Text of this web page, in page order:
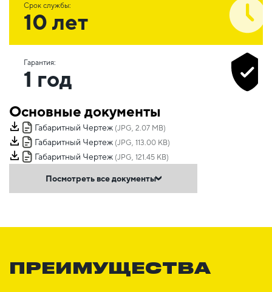
Срок службы:
10 лет
Гарантия:
1 год
Основные документы
Габаритный Чертеж (JPG, 2.07 MB)
Габаритный Чертеж (JPG, 113.00 KB)
Габаритный Чертеж (JPG, 121.45 KB)
Посмотреть все документы
ПРЕИМУЩЕСТВА